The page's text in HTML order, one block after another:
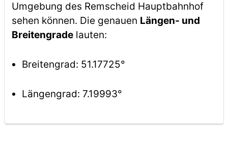
Umgebung des Remscheid Hauptbahnhof
sehen können. Die genauen Längen- und
Breitengradelauten:
Breitengrad: 51.17725°
Längengrad: 7.19993°